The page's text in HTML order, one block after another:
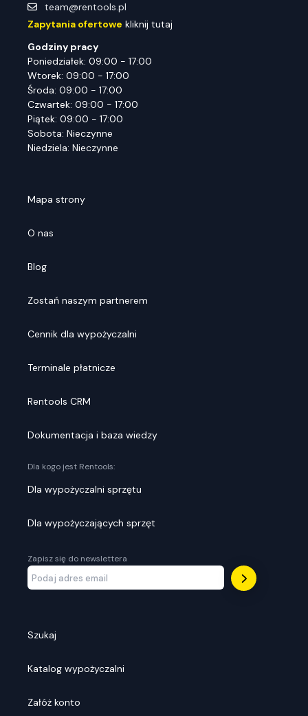
team@rentools.pl
Zapytania ofertowe kliknij tutaj
Godziny pracy
Poniedziałek: 09:00 - 17:00
Wtorek: 09:00 - 17:00
Środa: 09:00 - 17:00
Czwartek: 09:00 - 17:00
Piątek: 09:00 - 17:00
Sobota: Nieczynne
Niedziela: Nieczynne
Mapa strony
O nas
Blog
Zostań naszym partnerem
Cennik dla wypożyczalni
Terminale płatnicze
Rentools CRM
Dokumentacja i baza wiedzy
Dla kogo jest Rentools:
Dla wypożyczalni sprzętu
Dla wypożyczających sprzęt
Zapisz się do newslettera
Szukaj
Katalog wypożyczalni
Załóż konto